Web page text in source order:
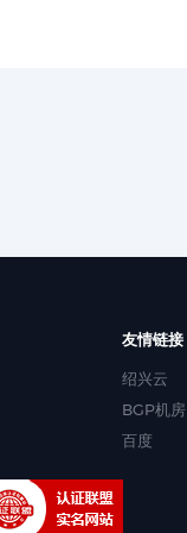
友情链接
绍兴云
BGP机房
百度